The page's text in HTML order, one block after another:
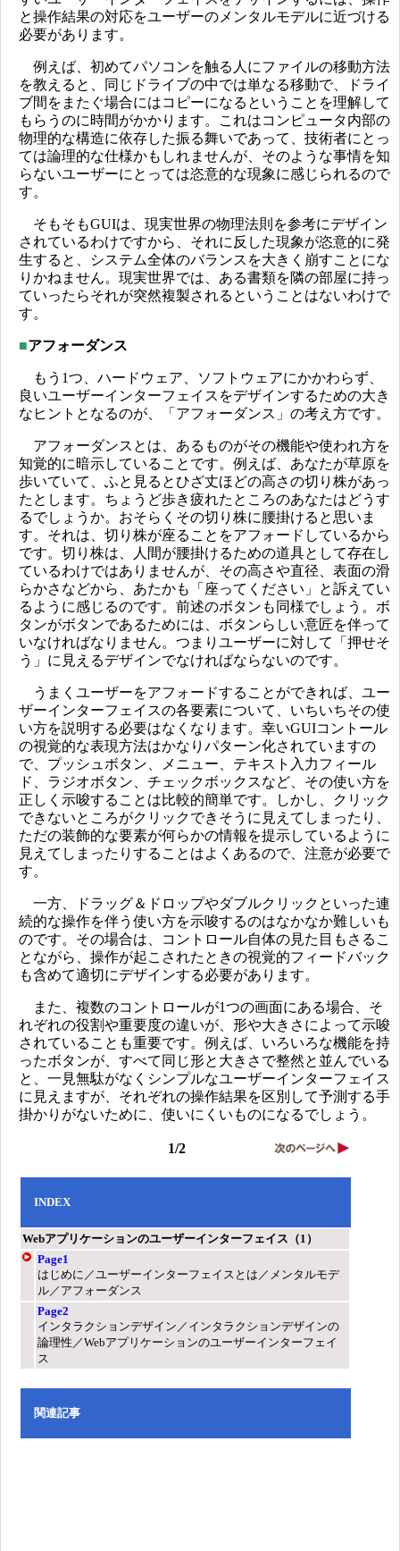
と操作結果の対応をユーザーのメンタルモデルに近づける
必要があります。
例えば、初めてパソコンを触る人にファイルの移動方法
を教えると、同じドライブの中では単なる移動で、ドライ
ブ間をまたぐ場合にはコピーになるということを理解して
もらうのに時間がかかります。これはコンピュータ内部の
物理的な構造に依存した振る舞いであって、技術者にとっ
ては論理的な仕様かもしれませんが、そのような事情を知
らないユーザーにとっては恣意的な現象に感じられるので
す。
そもそもGUIは、現実世界の物理法則を参考にデザイン
されているわけですから、それに反した現象が恣意的に発
生すると、システム全体のバランスを大きく崩すことにな
りかねません。現実世界では、ある書類を隣の部屋に持っ
ていったらそれが突然複製されるということはないわけで
す。
■アフォーダンス
もう1つ、ハードウェア、ソフトウェアにかかわらず、
良いユーザーインターフェイスをデザインするための大き
なヒントとなるのが、「アフォーダンス」の考え方です。
アフォーダンスとは、あるものがその機能や使われ方を
知覚的に暗示していることです。例えば、あなたが草原を
歩いていて、ふと見るとひざ丈ほどの高さの切り株があっ
たとします。ちょうど歩き疲れたところのあなたはどうす
るでしょうか。おそらくその切り株に腰掛けると思いま
す。それは、切り株が座ることをアフォードしているから
です。切り株は、人間が腰掛けるための道具として存在し
ているわけではありませんが、その高さや直径、表面の滑
らかさなどから、あたかも「座ってください」と訴えてい
るように感じるのです。前述のボタンも同様でしょう。ボ
タンがボタンであるためには、ボタンらしい意匠を伴って
いなければなりません。つまりユーザーに対して「押せそ
う」に見えるデザインでなければならないのです。
うまくユーザーをアフォードすることができれば、ユー
ザーインターフェイスの各要素について、いちいちその使
い方を説明する必要はなくなります。幸いGUIコントール
の視覚的な表現方法はかなりパターン化されていますの
で、プッシュボタン、メニュー、テキスト入力フィール
ド、ラジオボタン、チェックボックスなど、その使い方を
正しく示唆することは比較的簡単です。しかし、クリック
できないところがクリックできそうに見えてしまったり、
ただの装飾的な要素が何らかの情報を提示しているように
見えてしまったりすることはよくあるので、注意が必要で
す。
一方、ドラッグ＆ドロップやダブルクリックといった連
続的な操作を伴う使い方を示唆するのはなかなか難しいも
のです。その場合は、コントロール自体の見た目もさるこ
とながら、操作が起こされたときの視覚的フィードバック
も含めて適切にデザインする必要があります。
また、複数のコントロールが1つの画面にある場合、そ
れぞれの役割や重要度の違いが、形や大きさによって示唆
されていることも重要です。例えば、いろいろな機能を持
ったボタンが、すべて同じ形と大きさで整然と並んでいる
と、一見無駄がなくシンプルなユーザーインターフェイス
に見えますが、それぞれの操作結果を区別して予測する手
掛かりがないために、使いにくいものになるでしょう。
1/2
INDEX
Webアプリケーションのユーザーインターフェイス（1）
Page1
はじめに／ユーザーインターフェイスとは／メンタルモデ
ル／アフォーダンス
Page2
インタラクションデザイン／インタラクションデザインの
論理性／Webアプリケーションのユーザーインターフェイ
ス
関連記事